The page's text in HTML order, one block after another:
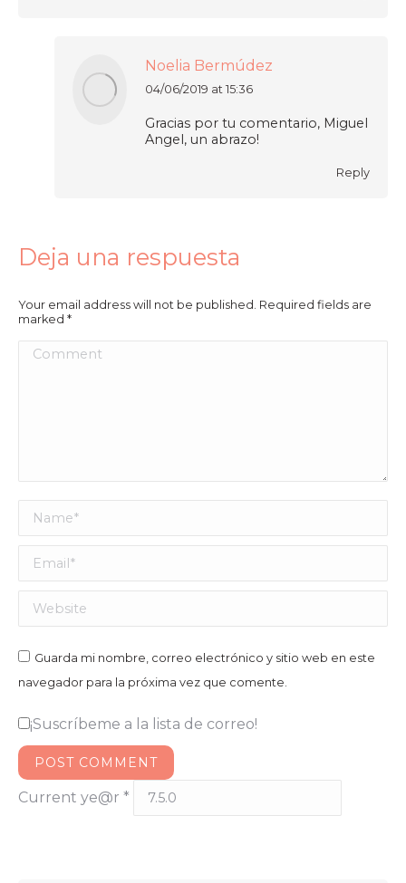
Noelia Bermúdez
says:
04/06/2019 at 15:36
Gracias por tu comentario, Miguel
Angel, un abrazo!
Reply
Deja una respuesta
Your email address will not be published. Required fields are
marked *
Comment
Name *
Email *
Website
Guarda mi nombre, correo electrónico y sitio web en este
navegador para la próxima vez que comente.
¡Suscríbeme a la lista de correo!
POST COMMENT
Current ye@r *